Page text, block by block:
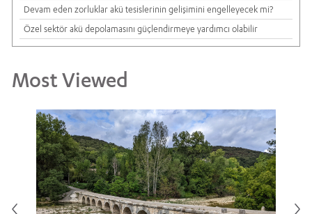
Devam eden zorluklar akü tesislerinin gelişimini engelleyecek mi?
Özel sektör akü depolamasını güçlendirmeye yardımcı olabilir
Most Viewed